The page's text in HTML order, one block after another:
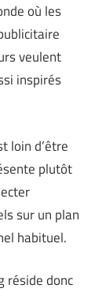
où les
veulent
inspirés
loin d’être
plutôt
sur un plan
habituel.
réside donc